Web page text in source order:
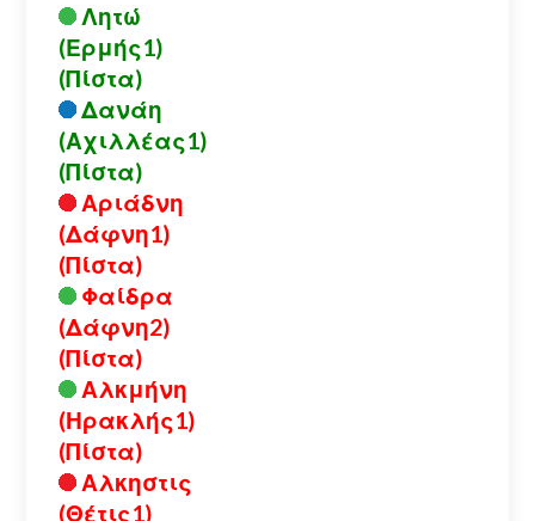
Λητώ
(Ερμής1)
(Πίστα)
Δανάη
(Αχιλλέας1)
(Πίστα)
Αριάδνη
(Δάφνη1)
(Πίστα)
Φαίδρα
(Δάφνη2)
(Πίστα)
Αλκμήνη
(Ηρακλής1)
(Πίστα)
Αλκηστις
(Θέτις1)